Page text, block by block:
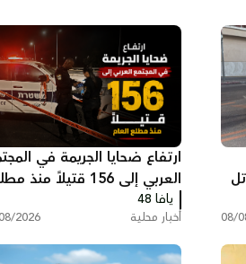
08/
ارتفاع ضحايا الجريمة في
العربي إلى 156 قتيلاً منذ
العام
يافا 48
أخبار محلية 2026